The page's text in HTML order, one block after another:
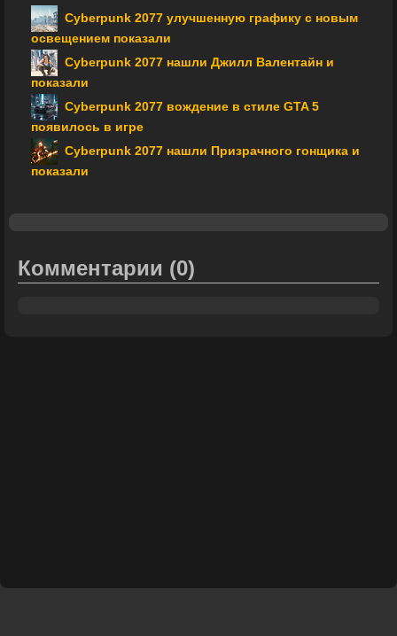
Cyberpunk 2077 улучшенную графику с новым
освещением показали
Cyberpunk 2077 нашли Джилл Валентайн и
показали
Cyberpunk 2077 вождение в стиле GTA 5
появилось в игре
Cyberpunk 2077 нашли Призрачного гонщика и
показали
Комментарии (0)